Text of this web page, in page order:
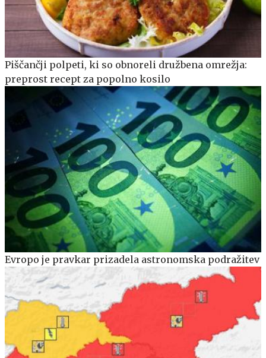
Piščančji polpeti, ki so obnoreli družbena omrežja:
preprost recept za popolno kosilo
Evropo je pravkar prizadela astronomska podražitev